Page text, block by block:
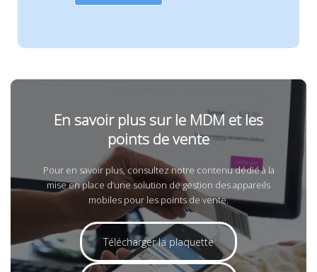
En savoir plus sur le MDM et les
points de vente
Pour en savoir plus, consultez notre contenu dédié à la
mise en place d’une solution de gestion des appareils
mobiles pour les points de vente.
Télécharger la plaquette